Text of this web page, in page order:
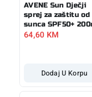
AVENE Sun Dječji
sprej za zaštitu od
sunca SPF50+
64,60 KM
Dodaj U Korpu